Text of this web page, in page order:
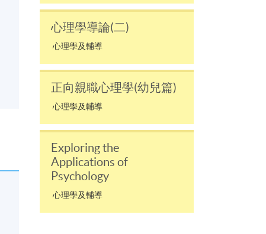
心理學導論(二)
心理學及輔導
正向親職心理學(幼兒篇)
心理學及輔導
Exploring the
Applications of
Psychology
心理學及輔導